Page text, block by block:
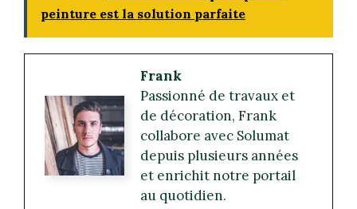
peinture est la solution parfaite
Frank
Passionné de travaux et
de décoration, Frank
collabore avec Solumat
depuis plusieurs années
et enrichit notre portail
au quotidien.